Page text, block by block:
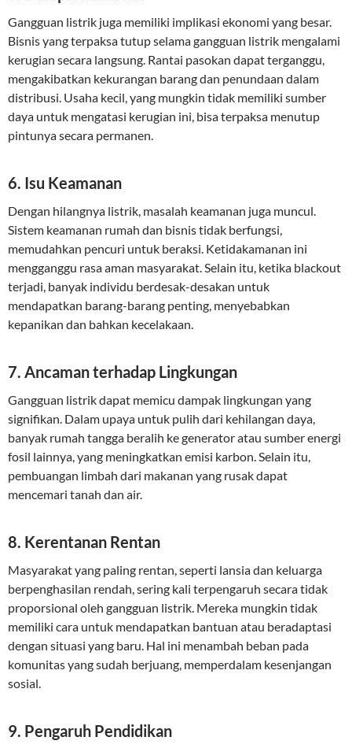
Gangguan listrik juga memiliki implikasi ekonomi yang besar.
Bisnis yang terpaksa tutup selama gangguan listrik mengalami
kerugian secara langsung. Rantai pasokan dapat terganggu,
mengakibatkan kekurangan barang dan penundaan dalam
distribusi. Usaha kecil, yang mungkin tidak memiliki sumber
daya untuk mengatasi kerugian ini, bisa terpaksa menutup
pintunya secara permanen.
6. Isu Keamanan
Dengan hilangnya listrik, masalah keamanan juga muncul.
Sistem keamanan rumah dan bisnis tidak berfungsi,
memudahkan pencuri untuk beraksi. Ketidakamanan ini
mengganggu rasa aman masyarakat. Selain itu, ketika blackout
terjadi, banyak individu berdesak-desakan untuk
mendapatkan barang-barang penting, menyebabkan
kepanikan dan bahkan kecelakaan.
7. Ancaman terhadap Lingkungan
Gangguan listrik dapat memicu dampak lingkungan yang
signifikan. Dalam upaya untuk pulih dari kehilangan daya,
banyak rumah tangga beralih ke generator atau sumber energi
fosil lainnya, yang meningkatkan emisi karbon. Selain itu,
pembuangan limbah dari makanan yang rusak dapat
mencemari tanah dan air.
8. Kerentanan Rentan
Masyarakat yang paling rentan, seperti lansia dan keluarga
berpenghasilan rendah, sering kali terpengaruh secara tidak
proporsional oleh gangguan listrik. Mereka mungkin tidak
memiliki cara untuk mendapatkan bantuan atau beradaptasi
dengan situasi yang baru. Hal ini menambah beban pada
komunitas yang sudah berjuang, memperdalam kesenjangan
sosial.
9. Pengaruh Pendidikan